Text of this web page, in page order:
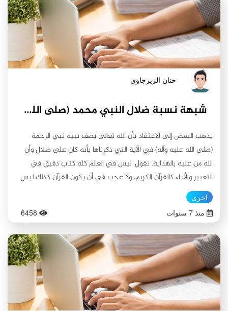
حنان الزيرجاوي
شبهة نسبة ضلال النبي محمد (صلى الله عليه وآله وسلم) قال تعالى ((وَوَجدَكَ ضَالا فَهَدَى))
يذهب البعض إلى الاعتقاد بأن الله تعالى يصف نبيه نبي الرحمة
(صلى الله عليه وآله) في الآية التي ذكرناها بأنه كان على ضلال وأن
الله من عليه بالهداية. نقول: ليس في العالم كله كتاب دقيق في
التعبير والأداء كالقرآن الكريم، ولا عجب في أن يكون القرآن كذلك ليس
كمثله شيء لأنه جاء من لدن خالق (فَاطِرُ السَّمَاوَاتِ وَالْأَرْضِ ۚ جَعَلَ لَكُم
مِّنْ أَنفُسِكُمْ أَزْوَاجًا وَمِنَ الْأَنْعَامِ أَزْوَاجًا ۖ يَذْرَؤُكُمْ فِيهِ ۚ لَيْسَ كَمِثْلِهِ شَيْءٌ ۖ
وَهُوَ السَّمِيعُ الْبَصِيرُ) سورة الشورى الآية ١١. فسبحانه وتعالى يقول في
محكم كتابه :(مَا ضَلَّ صَاحِبُكُمْ وَمَا غَوَىٰ) سورة النجم آية (٢). وهذه الآية
تعد من الأدلة التي تنفي شبهة الضلال عن رسولنا الكريم (صلى الله
عليه وآله). وهنا للرد على هذه الشبهة المتقدمة نذكر بعض اجابات
العلماء عليها: أولاً: الضلالة بمعنى العزلة أو التوحد. إن من المعاني
اللغوية لكلمة (الضلالة) هي العزلة والتوحد . ومن هنا يُطلق على
الشجرة المنفردة وسط الصحراء ((الشجرة الضالة)) ولما كان النبي (صلى
اخرى
منذ 7 سنوات
6458